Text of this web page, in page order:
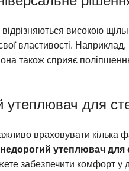
високою
властивості. Наприклад,
також сприяє
утеплювач для
враховувати
недорогий утеплювач для
забезпечити комфорт у